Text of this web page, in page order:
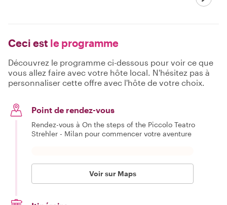
Ceci est le programme
Découvrez le programme ci-dessous pour voir ce que
vous allez faire avec votre hôte local. N'hésitez pas à
personnaliser cette offre avec l'hôte de votre choix.
Point de rendez-vous
Rendez-vous à On the steps of the Piccolo Teatro
Strehler - Milan pour commencer votre aventure
Voir sur Maps